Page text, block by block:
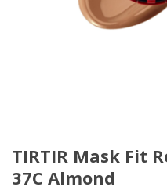
TIRTIR Mask Fit
37C Almond